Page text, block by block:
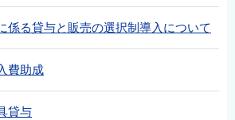
係る貸与と販売の選択制導入について
費助成
貸与